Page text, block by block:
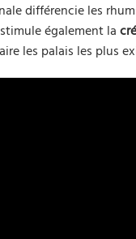
différencie les
également la
les palais les plus